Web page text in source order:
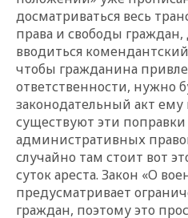
досматриваться весь
права и свободы
вводиться
чтобы гражданина
ответственности, нужно
законодательный акт ему
существуют эти поправки
административных
случайно там стоит вот
суток ареста. Закон «О
предусматривает
граждан, поэтому это